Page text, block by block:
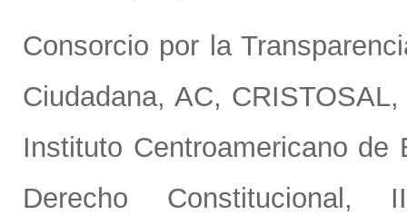
Consorcio por la
Ciudadana, AC,
Instituto Centroamericano
Derecho